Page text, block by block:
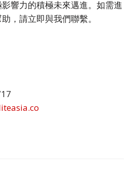
響力的積極未來邁進。如需進
，請立即與我們聯繫。